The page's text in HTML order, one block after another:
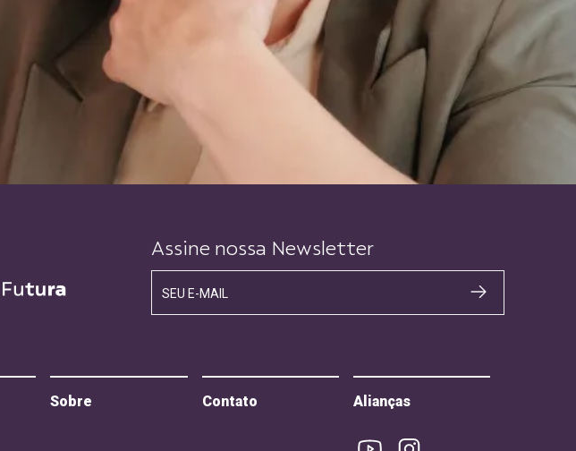
Assine nossa Newsletter
SEU E-MAIL
Sobre Contato Alianças